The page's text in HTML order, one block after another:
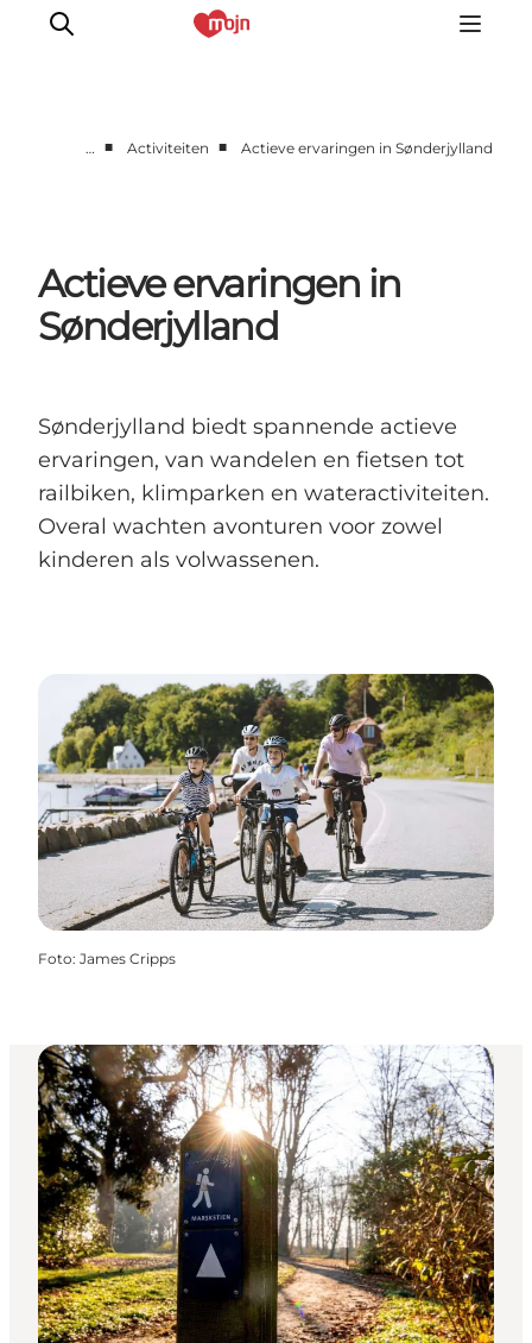
Events
Accommodaties
Plan je reis
… ■ Activiteiten ■ Actieve ervaringen in Sønderjylland
Actieve ervaringen in
Sønderjylland
Sønderjylland biedt spannende actieve
ervaringen, van wandelen en fietsen tot
railbiken, klimparken en wateractiviteiten.
Overal wachten avonturen voor zowel
kinderen als volwassenen.
Foto: James Cripps